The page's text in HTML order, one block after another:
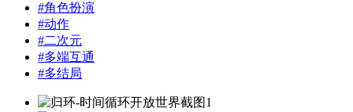
#角色扮演
#动作
#二次元
#多端互通
#多结局